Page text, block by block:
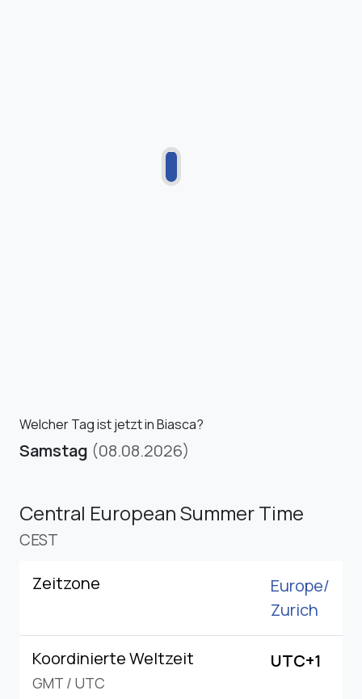
Welcher Tag ist jetzt in Biasca?
Samstag (08.08.2026)
Central European Summer Time
CEST
Zeitzone
Europe/
Zurich
Koordinierte Weltzeit
GMT / UTC
UTC+1